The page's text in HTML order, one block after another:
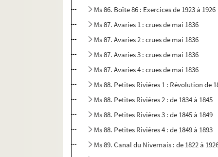
Ms 86. Boîte 86 : Exercices de 1923 à 1926
Ms 87. Avaries 1 : crues de mai 1836
Ms 87. Avaries 2 : crues de mai 1836
Ms 87. Avaries 3 : crues de mai 1836
Ms 87. Avaries 4 : crues de mai 1836
Ms 88. Petites Rivières 1 : Révolution de
Ms 88. Petites Rivières 2 : de 1834 à 1845
Ms 88. Petites Rivières 3 : de 1845 à 1849
Ms 88. Petites Rivières 4 : de 1849 à 1893
Ms 89. Canal du Nivernais : de 1822 à